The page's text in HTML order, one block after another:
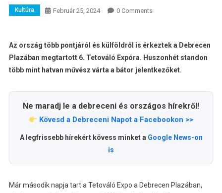
Kultúra Február 25, 2024 0 Comments
Az ország több pontjáról és külföldről is érkeztek a Debrecen
Plazában megtartott 6. Tetováló Expóra. Huszonhét standon
több mint hatvan művész várta a bátor jelentkezőket.
Ne maradj le a debreceni és országos hírekről!
Kövesd a Debreceni Napot a Facebookon >>
A legfrissebb hírekért kövess minket a Google News-on
is
Már második napja tart a Tetováló Expo a Debrecen Plazában,